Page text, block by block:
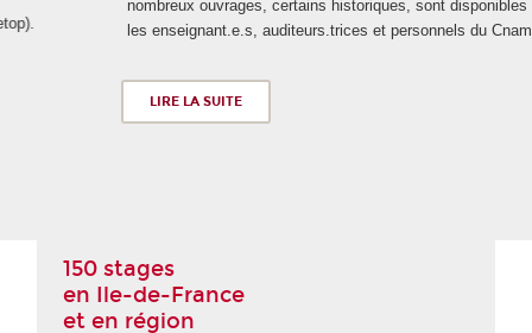
nombreux ouvrages, certains historiques, sont disponibles pour
les enseignant.e.s, auditeurs.trices et personnels du Cnam.
LIRE LA SUITE
150 stages
en Ile-de-France
et en région